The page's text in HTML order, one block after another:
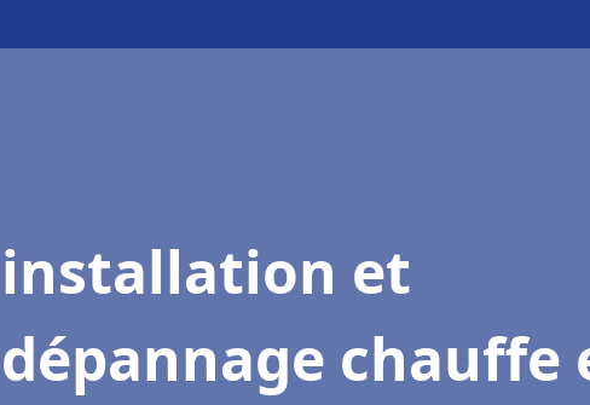
installation et
dépannage chauffe